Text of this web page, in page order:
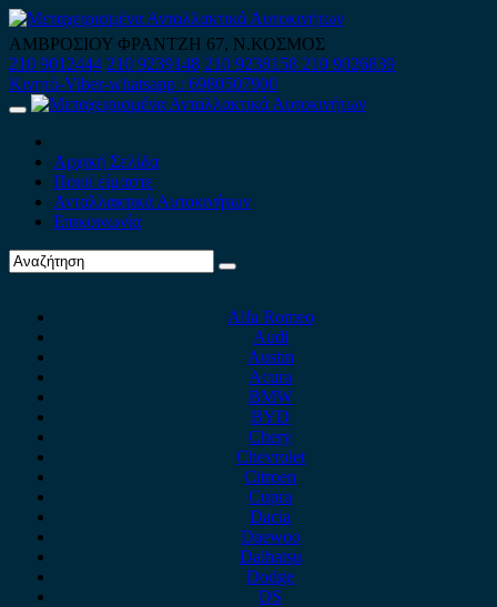
Skip
to
content
ΑΜΒΡΟΣΙΟΥ ΦΡΑΝΤΖΗ 67, Ν.ΚΟΣΜΟΣ
210 9012444 210 9239148 210 9238158 210 9026839
Κινητό-Viber-whatsapp : 6980507900
Primary
Αρχική Σελίδα
Ποιοί είμαστε
Ανταλλακτικά Αυτοκινήτων
Επικοινωνία
Alfa Romeo
Audi
Austin
Acura
BMW
BYD
Chery
Chevrolet
Citroen
Cupra
Dacia
Daewoo
Daihatsu
Dodge
DS